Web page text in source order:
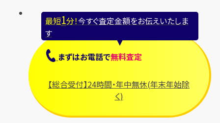
最短1分！今すぐ査定金額をお伝えいたしま
す
まずはお電話で無料査定
【総合受付】24時間・年中無休(年末年始除
く)